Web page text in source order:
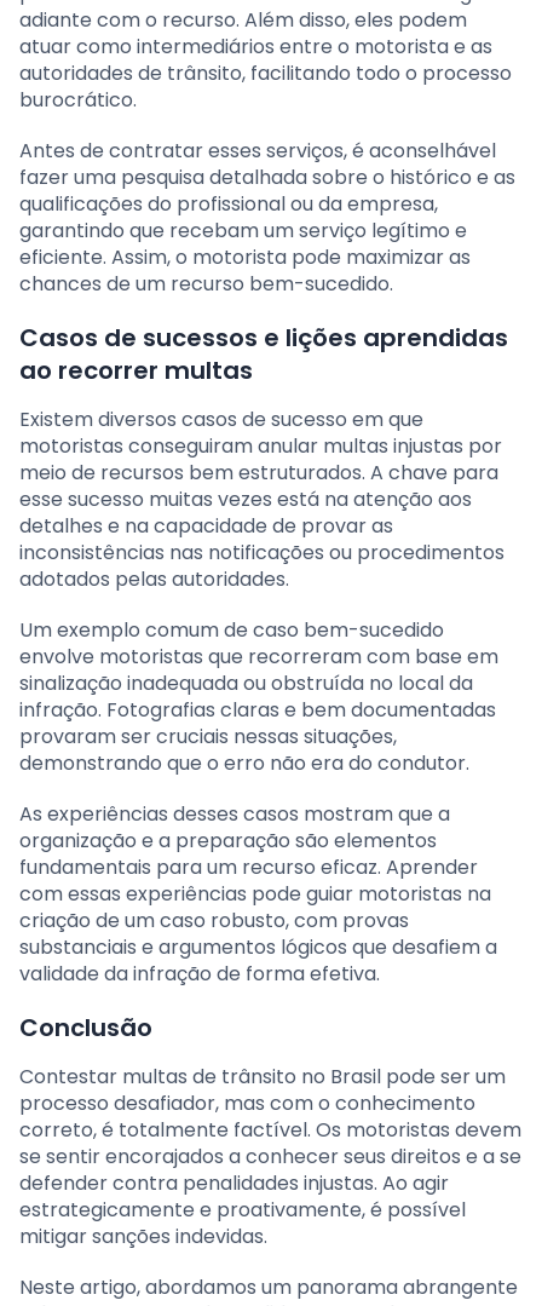
adiante com o recurso. Além disso, eles podem
atuar como intermediários entre o motorista e as
autoridades de trânsito, facilitando todo o processo
burocrático.
Antes de contratar esses serviços, é aconselhável
fazer uma pesquisa detalhada sobre o histórico e as
qualificações do profissional ou da empresa,
garantindo que recebam um serviço legítimo e
eficiente. Assim, o motorista pode maximizar as
chances de um recurso bem-sucedido.
Casos de sucessos e lições aprendidas
ao recorrer multas
Existem diversos casos de sucesso em que
motoristas conseguiram anular multas injustas por
meio de recursos bem estruturados. A chave para
esse sucesso muitas vezes está na atenção aos
detalhes e na capacidade de provar as
inconsistências nas notificações ou procedimentos
adotados pelas autoridades.
Um exemplo comum de caso bem-sucedido
envolve motoristas que recorreram com base em
sinalização inadequada ou obstruída no local da
infração. Fotografias claras e bem documentadas
provaram ser cruciais nessas situações,
demonstrando que o erro não era do condutor.
As experiências desses casos mostram que a
organização e a preparação são elementos
fundamentais para um recurso eficaz. Aprender
com essas experiências pode guiar motoristas na
criação de um caso robusto, com provas
substanciais e argumentos lógicos que desafiem a
validade da infração de forma efetiva.
Conclusão
Contestar multas de trânsito no Brasil pode ser um
processo desafiador, mas com o conhecimento
correto, é totalmente factível. Os motoristas devem
se sentir encorajados a conhecer seus direitos e a se
defender contra penalidades injustas. Ao agir
estrategicamente e proativamente, é possível
mitigar sanções indevidas.
Neste artigo, abordamos um panorama abrangente